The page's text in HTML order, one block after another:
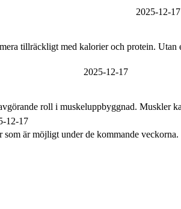
2025-12-17
tillräckligt med kalorier och protein.
2025-12-17
roll i muskeluppbyggnad. Muskler
12-17
som är möjligt under de kommande veckorna.